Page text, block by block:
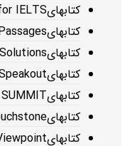
کتابهایMindset for IELTS
کتابهایPassages
کتابهایSolutions
کتابهایSpeakout
کتابهایSUMMIT
کتابهایTouchstone
کتابهایViewpoint